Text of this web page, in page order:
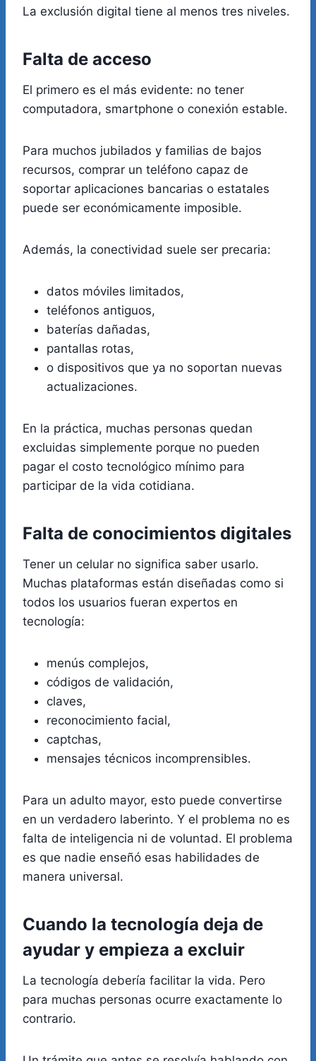
La exclusión digital tiene al menos tres niveles.
Falta de acceso
El primero es el más evidente: no tener
computadora, smartphone o conexión estable.
Para muchos jubilados y familias de bajos
recursos, comprar un teléfono capaz de
soportar aplicaciones bancarias o estatales
puede ser económicamente imposible.
Además, la conectividad suele ser precaria:
datos móviles limitados,
teléfonos antiguos,
baterías dañadas,
pantallas rotas,
o dispositivos que ya no soportan nuevas
actualizaciones.
En la práctica, muchas personas quedan
excluidas simplemente porque no pueden
pagar el costo tecnológico mínimo para
participar de la vida cotidiana.
Falta de conocimientos digitales
Tener un celular no significa saber usarlo.
Muchas plataformas están diseñadas como si
todos los usuarios fueran expertos en
tecnología:
menús complejos,
códigos de validación,
claves,
reconocimiento facial,
captchas,
mensajes técnicos incomprensibles.
Para un adulto mayor, esto puede convertirse
en un verdadero laberinto. Y el problema no es
falta de inteligencia ni de voluntad. El problema
es que nadie enseñó esas habilidades de
manera universal.
Cuando la tecnología deja de
ayudar y empieza a excluir
La tecnología debería facilitar la vida. Pero
para muchas personas ocurre exactamente lo
contrario.